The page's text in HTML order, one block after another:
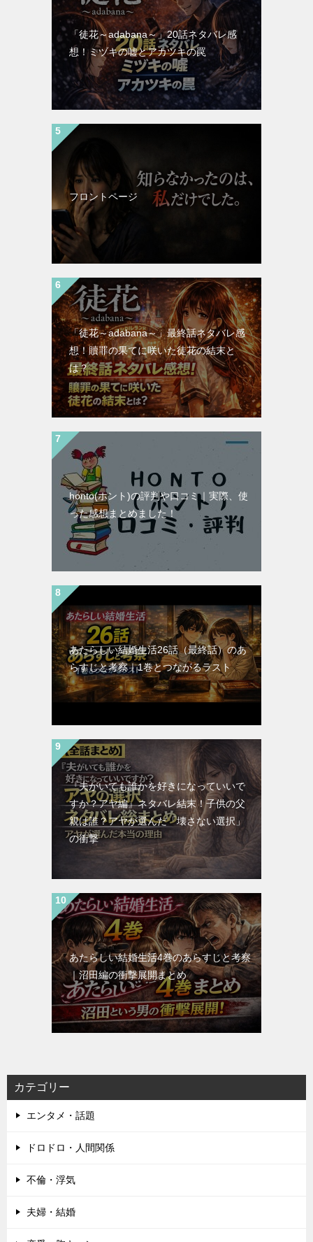
「徒花～adabana～」20話ネタバレ感
想！ミヅキの嘘とアカツキの罠
フロントページ
「徒花～adabana～」最終話ネタバレ感
想！贖罪の果てに咲いた徒花の結末と
は？
honto(ホント)の評判や口コミ｜実際、使
った感想まとめました！
あたらしい結婚生活26話（最終話）のあ
らすじと考察｜1巻とつながるラスト
『夫がいても誰かを好きになっていいで
すか？アヤ編』ネタバレ結末！子供の父
親は誰？アヤが選んだ「壊さない選択」
の衝撃
あたらしい結婚生活4巻のあらすじと考察
｜沼田編の衝撃展開まとめ
カテゴリー
エンタメ・話題
ドロドロ・人間関係
不倫・浮気
夫婦・結婚